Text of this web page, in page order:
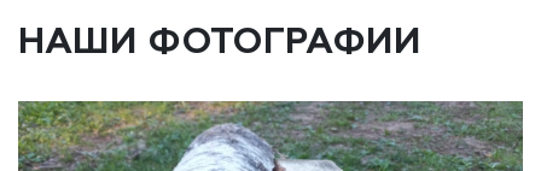
НАШИ ФОТОГРАФИИ